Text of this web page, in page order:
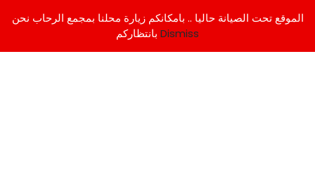
الموقع تحت الصيانة حاليا .. بامكانكم زيارة محلنا بمجمع الرحاب نحن
Dismiss